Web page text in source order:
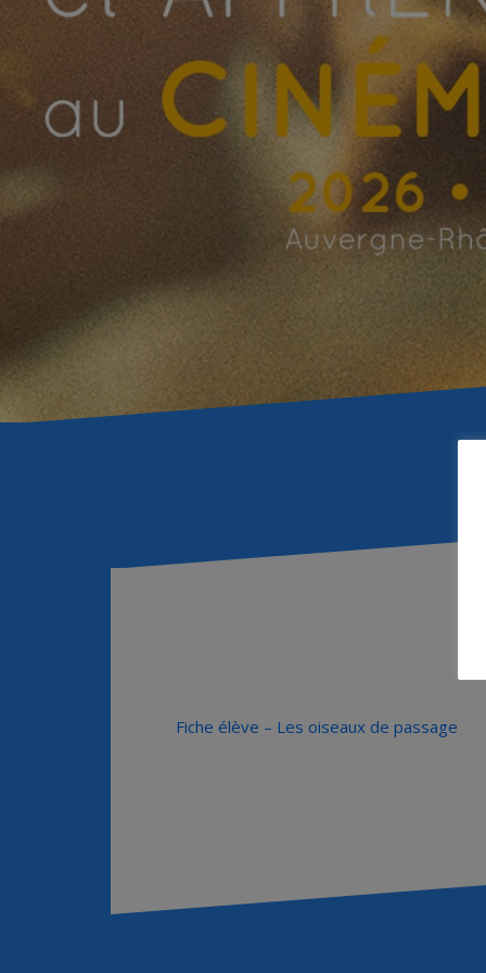
Fiche élève – Les oiseaux de passage